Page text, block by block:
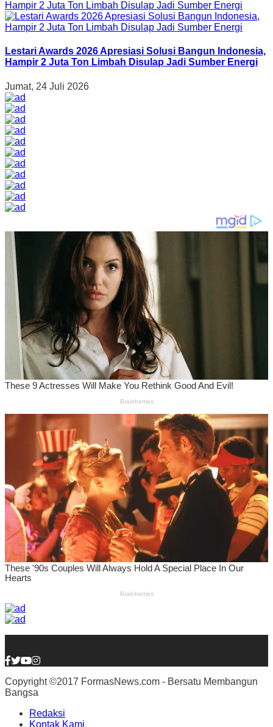
Lestari Awards 2026 Apresiasi Solusi Bangun Indonesia,
Hampir 2 Juta Ton Limbah Disulap Jadi Sumber Energi
Jumat, 24 Juli 2026
Copyright ©2017 FormasNews.com - Bersatu Membangun
Bangsa
Redaksi
Kontak Kami